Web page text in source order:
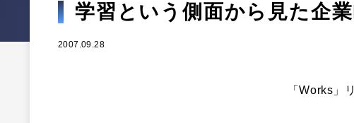
学習という側面から見た企
2007.09.28
「Works」